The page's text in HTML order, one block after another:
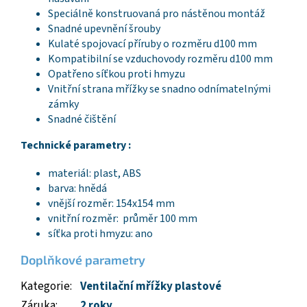
Speciálně konstruovaná pro nástěnou montáž
Snadné upevnění šrouby
Kulaté spojovací příruby o rozměru d100 mm
Kompatibilní se vzduchovody rozměru d100 mm
Opatřeno síťkou proti hmyzu
Vnitřní strana mřížky se snadno odnímatelnými
zámky
Snadné čištění
Technické parametry :
materiál: plast, ABS
barva: hnědá
vnější rozměr: 154x154 mm
vnitřní rozměr: průměr 100 mm
síťka proti hmyzu: ano
Doplňkové parametry
Kategorie: Ventilační mřížky plastové